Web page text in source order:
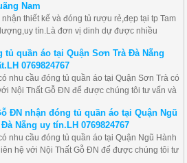
Nam
thiết kế và đóng tủ rượu rẻ,đẹp tại tp Tam
tín.Là đơn vị dinh dự được nhiều
khách đã ủng hộ và đặt niềm tin vào chúng
tủ quần áo tại Quận Sơn Trà Đà Nẵng
0769824767
nhu cầu đóng tủ quần áo tại Quận Sơn Trà có
Nội Thất Gỗ ĐN để được chúng tôi tư vấn và
phẩm tủ quần áo Quận Sơn Trà Đà Nẵng với
nghiệp luôn được lựa chọn hàng đầu thị
Sơn Trà Đà Nẵng.
ĐN nhận đóng tủ quần áo tại Quận Ngũ
Nẵng uy tín.LH 0769824767
nhu cầu đóng tủ quần áo tại Quận Ngũ Hành
hệ với Nội Thất Gỗ ĐN để được chúng tôi tư